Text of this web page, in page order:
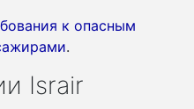
к опасным
.
Israir